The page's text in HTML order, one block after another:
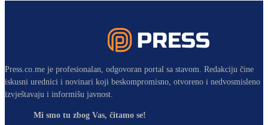
Press.co.me je profesionalan, odgovoran portal sa stavom. Redakciju čine
iskusni urednici i novinari koji beskompromisno, otvoreno i nedvosmisleno
izvještavaju i informišu javnost.
Mi smo tu zbog Vas, čitamo se!